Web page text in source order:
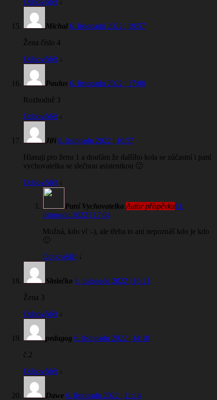
Michal 6. listopadu 2022 | 19:57
Žena číslo 4
Odpovědět ↓
Paulus 6. listopadu 2022 | 17:06
Rozhodně 3
Odpovědět ↓
Jiří 6. listopadu 2022 | 16:57
Hlasuji pro ženu 1 a doufám že dalšího kola se zůčastní i paní
vychovatelka se slečnou asistentkou 🙂
Odpovědět ↓
Paní Vychovatelka Autor příspěvku11.
listopadu 2022 | 17:04
Možná, kdo ví :-), ale třeba to ani nepoznáš kdo je kdo
🙂
Odpovědět ↓
Slniečko 6. listopadu 2022 | 16:21
Žena 3
Odpovědět ↓
pedagog 6. listopadu 2022 | 14:10
č.2
Odpovědět ↓
Dawe 6. listopadu 2022 | 11:14